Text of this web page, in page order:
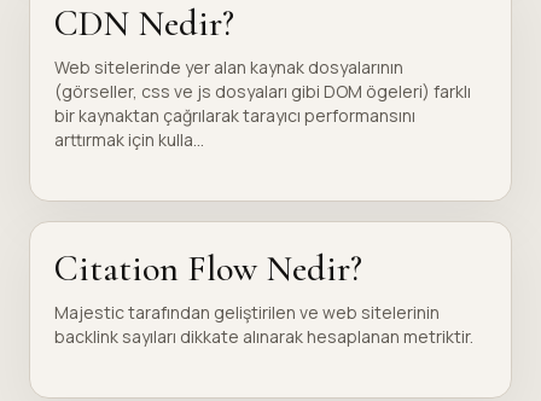
CDN Nedir?
Web sitelerinde yer alan kaynak dosyalarının
(görseller, css ve js dosyaları gibi DOM ögeleri) farklı
bir kaynaktan çağrılarak tarayıcı performansını
arttırmak için kulla...
Citation Flow Nedir?
Majestic tarafından geliştirilen ve web sitelerinin
backlink sayıları dikkate alınarak hesaplanan metriktir.